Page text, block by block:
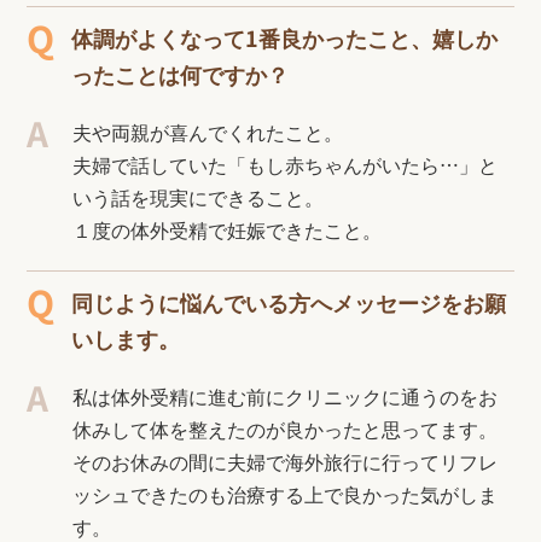
体調がよくなって1番良かったこと、嬉しか
ったことは何ですか？
夫や両親が喜んでくれたこと。
夫婦で話していた「もし赤ちゃんがいたら…」と
いう話を現実にできること。
１度の体外受精で妊娠できたこと。
同じように悩んでいる方へメッセージをお願
いします。
私は体外受精に進む前にクリニックに通うのをお
休みして体を整えたのが良かったと思ってます。
そのお休みの間に夫婦で海外旅行に行ってリフレ
ッシュできたのも治療する上で良かった気がしま
す。